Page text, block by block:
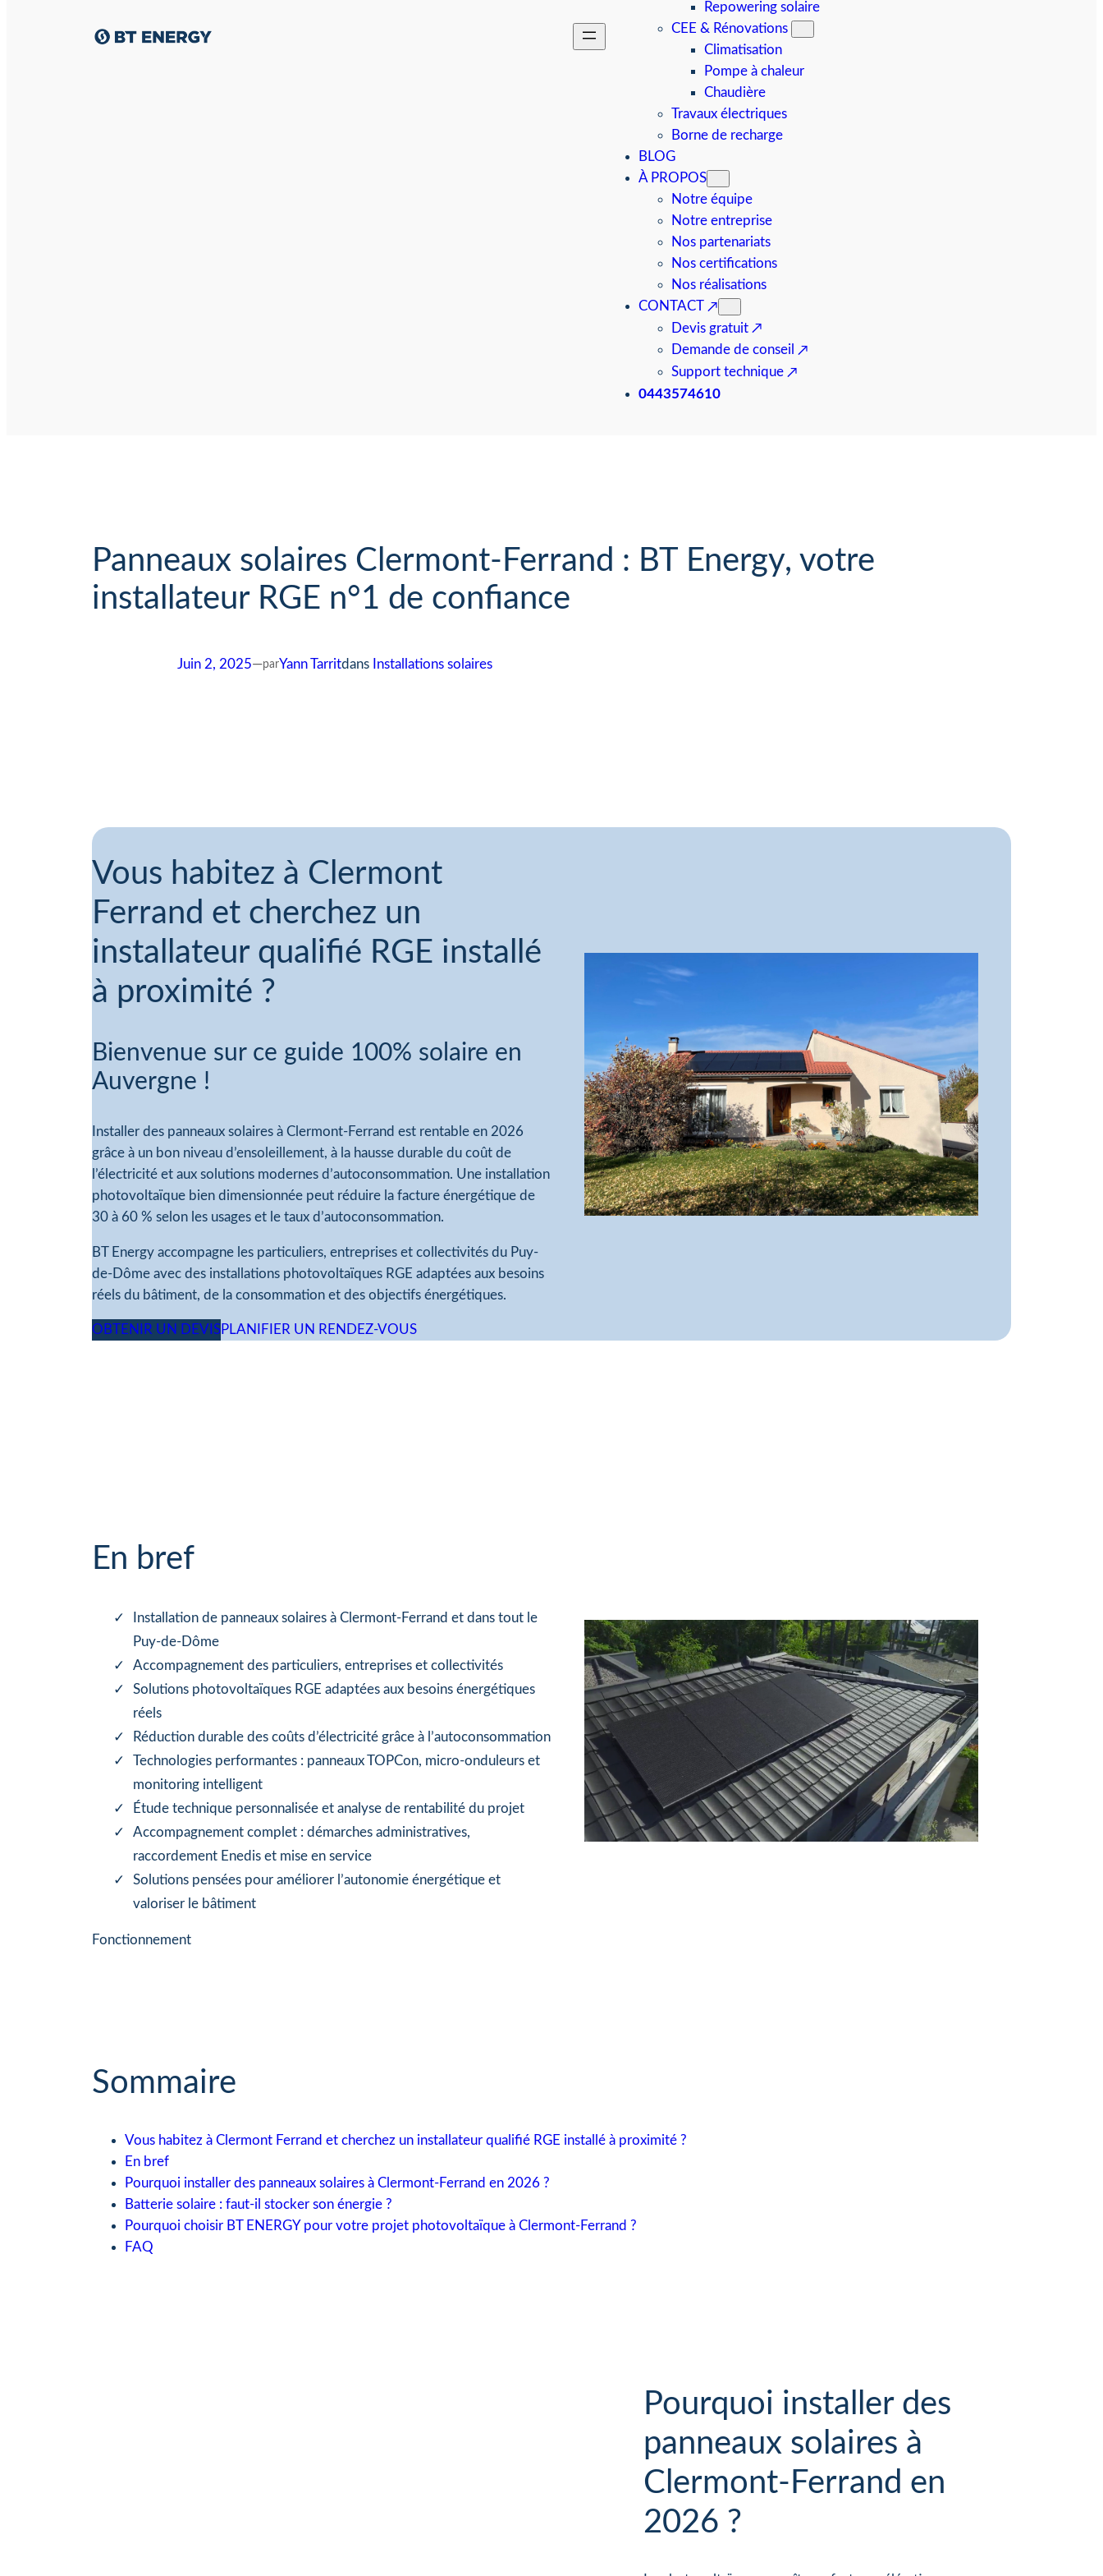
Repowering solaire
CEE & Rénovations
Climatisation
Pompe à chaleur
Chaudière
Travaux électriques
Borne de recharge
BLOG
À PROPOS
Notre équipe
Notre entreprise
Nos partenariats
Nos certifications
Nos réalisations
CONTACT
Devis gratuit
Demande de conseil
Support technique
0443574610
Panneaux solaires Clermont-Ferrand : BT Energy, votre
installateur RGE n°1 de confiance
Juin 2, 2025—parYann Tarritdans Installations solaires
Vous habitez à Clermont
Ferrand et cherchez un
installateur qualifié RGE installé
à proximité ?
Bienvenue sur ce guide 100% solaire en
Auvergne !
Installer des panneaux solaires à Clermont-Ferrand est rentable en 2026
grâce à un bon niveau d’ensoleillement, à la hausse durable du coût de
l’électricité et aux solutions modernes d’autoconsommation. Une installation
photovoltaïque bien dimensionnée peut réduire la facture énergétique de
30 à 60 % selon les usages et le taux d’autoconsommation.
BT Energy accompagne les particuliers, entreprises et collectivités du Puy-
de-Dôme avec des installations photovoltaïques RGE adaptées aux besoins
réels du bâtiment, de la consommation et des objectifs énergétiques.
OBTENIR UN DEVISPLANIFIER UN RENDEZ-VOUS
En bref
Installation de panneaux solaires à Clermont-Ferrand et dans tout le
Puy-de-Dôme
Accompagnement des particuliers, entreprises et collectivités
Solutions photovoltaïques RGE adaptées aux besoins énergétiques
réels
Réduction durable des coûts d’électricité grâce à l’autoconsommation
Technologies performantes : panneaux TOPCon, micro-onduleurs et
monitoring intelligent
Étude technique personnalisée et analyse de rentabilité du projet
Accompagnement complet : démarches administratives,
raccordement Enedis et mise en service
Solutions pensées pour améliorer l’autonomie énergétique et
valoriser le bâtiment
Fonctionnement
Sommaire
Vous habitez à Clermont Ferrand et cherchez un installateur qualifié RGE installé à proximité ?
En bref
Pourquoi installer des panneaux solaires à Clermont-Ferrand en 2026 ?
Batterie solaire : faut-il stocker son énergie ?
Pourquoi choisir BT ENERGY pour votre projet photovoltaïque à Clermont-Ferrand ?
FAQ
Pourquoi installer des
panneaux solaires à
Clermont-Ferrand en
2026 ?